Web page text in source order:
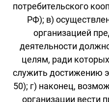
потребительского
РФ); в)
организацией
деятельности
целям, ради
служить достижению
50); г) наконец,
организации вести